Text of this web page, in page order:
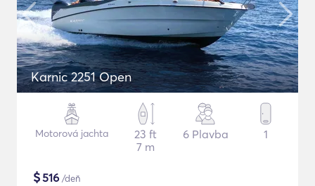
Karnic 2251 Open
Motorová jachta
23 ft
7 m
6 Plavba 1
$516 /deň